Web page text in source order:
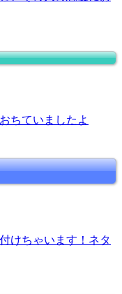
ちていましたよ
けちゃいます！ネタ